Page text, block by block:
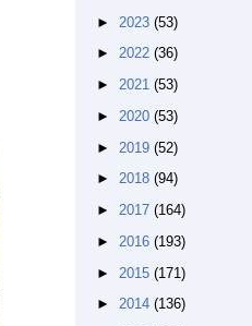
► 2023 (53)
► 2022 (36)
► 2021 (53)
► 2020 (53)
► 2019 (52)
► 2018 (94)
► 2017 (164)
► 2016 (193)
► 2015 (171)
► 2014 (136)